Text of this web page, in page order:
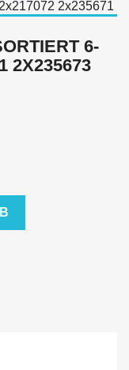
6-
2X235673